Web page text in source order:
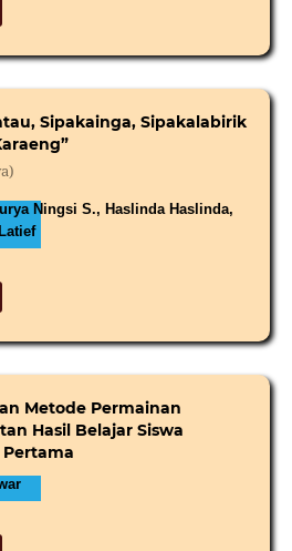
Sipakainga, Sipakalabirik
Ningsi S., Haslinda Haslinda,
Metode Permainan
Hasil Belajar Siswa